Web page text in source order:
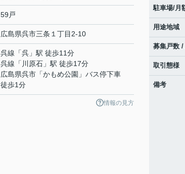
59戸
広島県呉市三条 １丁目2-10
呉線 「呉 」駅 徒歩11分
呉線 「 川原石 」駅 徒歩17分
広島県呉市「かもめ公園」バス停下車
徒歩1分
情報の見方
駐車場/月
用途地域
募集戸数 /
取引態様
備考